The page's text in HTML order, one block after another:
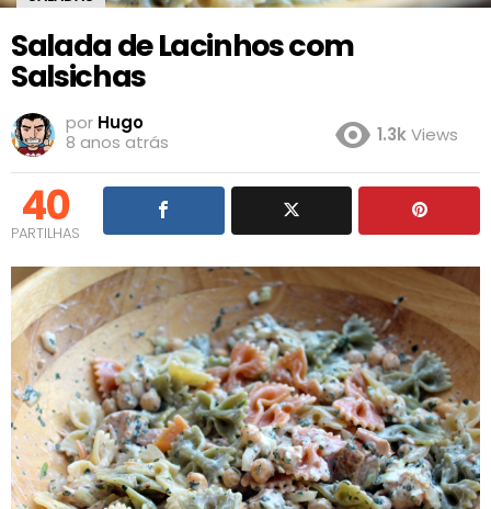
Salada de Lacinhos com
Salsichas
por Hugo
8 anos atrás
1.3kViews
40
PARTILHAS